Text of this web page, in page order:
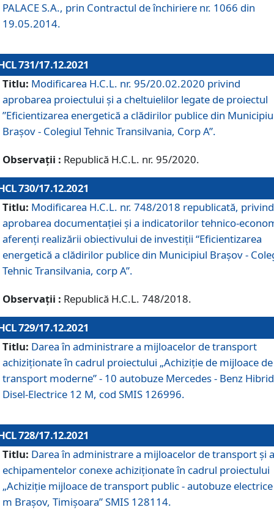
PALACE S.A., prin Contractul de închiriere nr. 1066 din
19.05.2014.
731/17.12.2021
Titlu: Modificarea H.C.L. nr. 95/20.02.2020 privind
aprobarea proiectului și a cheltuielilor legate de proiectul
”Eficientizarea energetică a clădirilor publice din
Brașov - Colegiul Tehnic Transilvania, Corp A”.
Observații : Republică H.C.L. nr. 95/2020.
730/17.12.2021
Titlu: Modificarea H.C.L. nr. 748/2018 republicată, privind
aprobarea documentației și a indicatorilor tehnico-
aferenți realizării obiectivului de investiții “Eficientizarea
energetică a clădirilor publice din Municipiul Brașov -
Tehnic Transilvania, corp A”.
Observații : Republică H.C.L. 748/2018.
729/17.12.2021
Titlu: Darea în administrare a mijloacelor de transport
achiziționate în cadrul proiectului „Achiziţie de mijloace de
transport moderne” - 10 autobuze Mercedes - Benz Hibrid
Disel-Electrice 12 M, cod SMIS 126996.
728/17.12.2021
Titlu: Darea în administrare a mijloacelor de transport și a
echipamentelor conexe achiziționate în cadrul proiectului
„Achiziție mijloace de transport public - autobuze
m Brașov, Timișoara” SMIS 128114.